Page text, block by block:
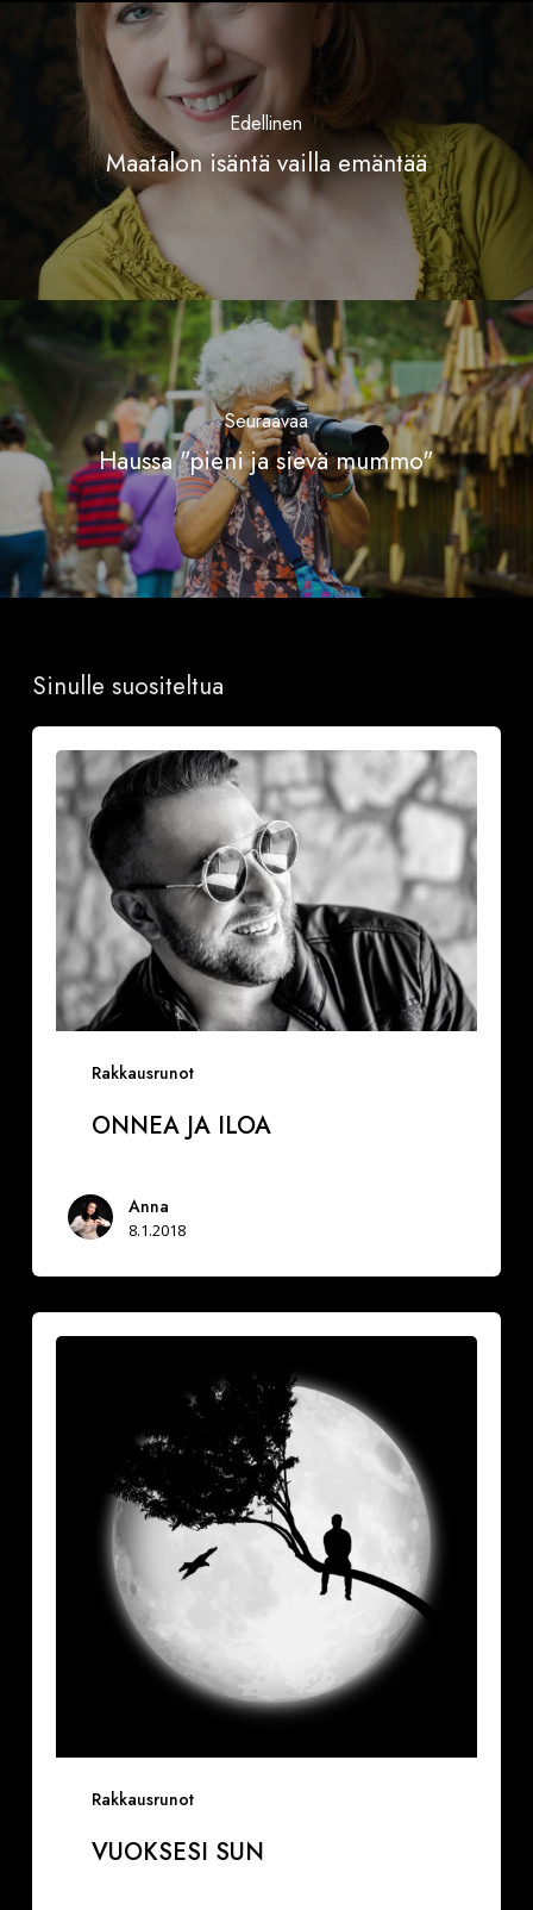
Edellinen
Maatalon isäntä vailla emäntää
Seuraavaa
Haussa "pieni ja sievä mummo"
Sinulle suositeltua
Rakkausrunot
iloa
ONNEA JA ILOA
Anna
8.1.2018
Rakkausrunot
VUOKSESI SUN